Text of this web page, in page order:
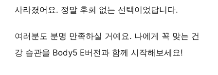
사라졌어요. 정말 후회 없는 선택이었답니다.
여러분도 분명 만족하실 거예요. 나에게 꼭 맞는 건
강 습관을 Body5 E버전과 함께 시작해보세요!